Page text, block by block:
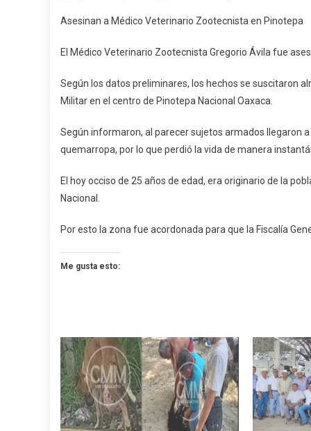
A
En
Asesinan a Médico Veterinario Zootecnista en Pinotepa
El Médico Veterinario Zootecnista Gregorio Ávila fue
Según los datos preliminares, los hechos se suscitaron
Militar en el centro de Pinotepa Nacional Oaxaca.
Según informaron, al parecer sujetos armados llegaron
quemarropa, por lo que perdió la vida de manera
El hoy occiso de 25 años de edad, era originario de la
Nacional.
Por esto la zona fue acordonada para que la Fiscalía
Me gusta esto: